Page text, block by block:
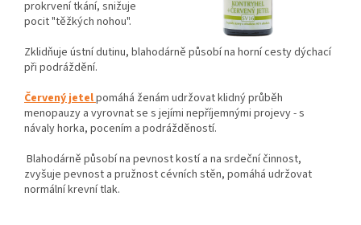
prokrvení tkání, snižuje
pocit "těžkých nohou".
Zklidňuje ústní dutinu, blahodárně působí na horní cesty dýchací
při podráždění.
Červený jetelpomáhá ženám udržovat klidný průběh
menopauzy a vyrovnat se s jejími nepříjemnými projevy - s
návaly horka, pocením a podrážděností.
Blahodárně působí na pevnost kostí a na srdeční činnost,
zvyšuje pevnost a pružnost cévních stěn, pomáhá udržovat
normální krevní tlak.